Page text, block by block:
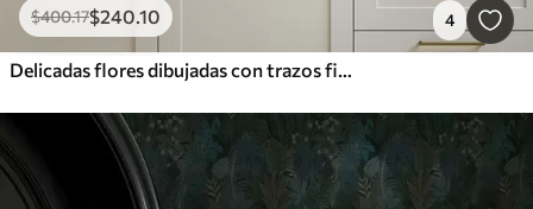
$400.17$240.10 4
Delicadas flores dibujadas con trazos finos sobre un fondo blanco roto